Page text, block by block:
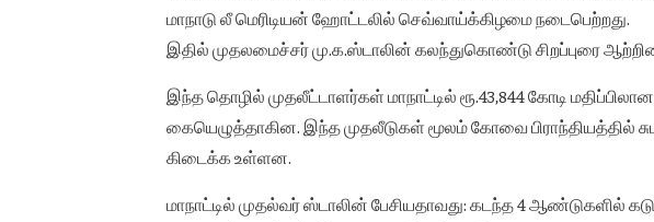
மாநாடு லீ மெரிடியன் ஹோட்டலில் செவ்வாய்க்கிழமை நடைபெற்றது.
இதில் முதலமைச்சர் மு.க.ஸ்டாலின் கலந்துகொண்டு சிறப்புரை
இந்த தொழில் முதலீட்டாளர்கள் மாநாட்டில் ரூ.43,844 கோடி
கையெழுத்தாகின. இந்த முதலீடுகள் மூலம் கோவை பிராந்தியத்தில்
கிடைக்க உள்ளன.
மாநாட்டில் முதல்வர் ஸ்டாலின் பேசியதாவது: கடந்த 4 ஆண்டுகளில்